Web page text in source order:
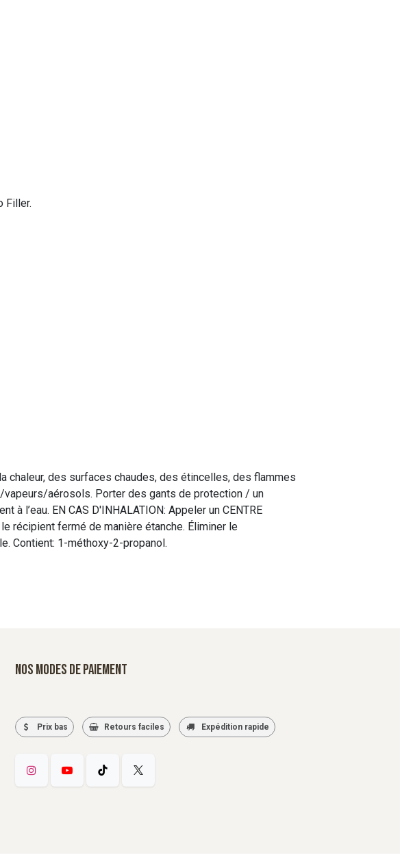
Filler.
chaleur, des surfaces chaudes, des étincelles, des flammes
vapeurs/aérosols. Porter des gants de protection / un
à l’eau. EN CAS D'INHALATION: Appeler un CENTRE
récipient fermé de manière étanche. Éliminer le
Contient: 1-méthoxy-2-propanol.
Nos modes de paiement
Prix bas Retours faciles Expédition rapide